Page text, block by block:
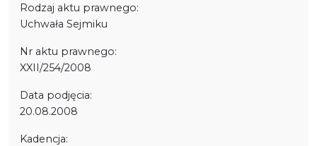
Rodzaj aktu prawnego:
Uchwała Sejmiku
Nr aktu prawnego:
XXII/254/2008
Data podjęcia:
20.08.2008
Kadencja: